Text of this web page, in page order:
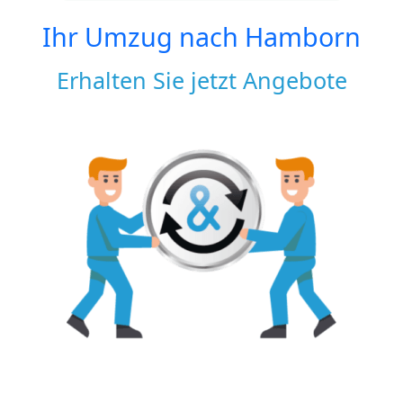
Ihr Umzug nach Hamborn
Erhalten Sie jetzt Angebote